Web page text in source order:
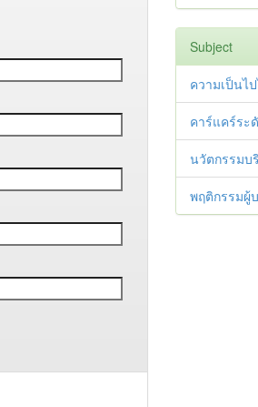
Subject
ความเป็นไ
คาร์แคร์ระ
นวัตกรรมบ
พฤติกรรมผู้